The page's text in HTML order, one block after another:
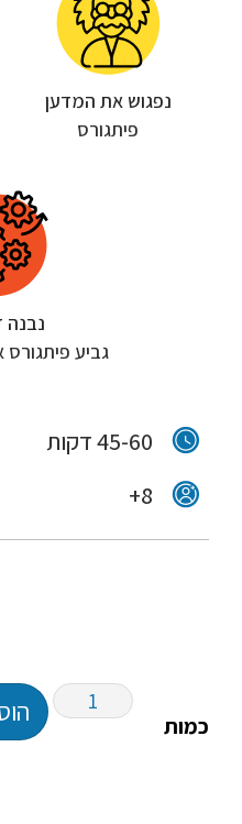
נפגוש את המדען
פיתגורס
נבנה
גביע
45-60 דקות
8+
כמות